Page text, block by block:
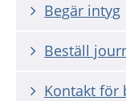
Begär intyg
Beställ
Kontakt för